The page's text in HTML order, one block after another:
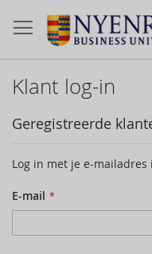
Klant log-in
Geregistreerde
Log in met je e-
E-mail